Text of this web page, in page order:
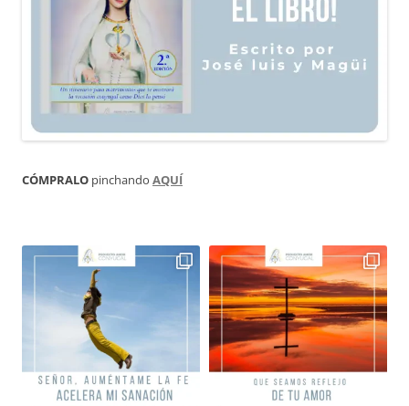
CÓMPRALO pinchando AQUÍ